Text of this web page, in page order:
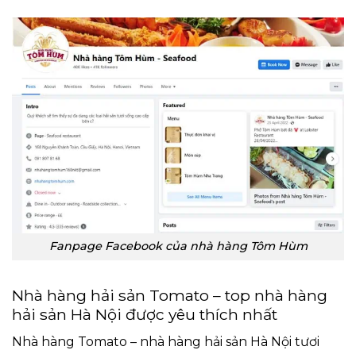
Fanpage Facebook của nhà hàng Tôm Hùm
Nhà hàng hải sản Tomato – top nhà hàng
hải sản Hà Nội được yêu thích nhất
Nhà hàng Tomato – nhà hàng hải sản Hà Nội tươi